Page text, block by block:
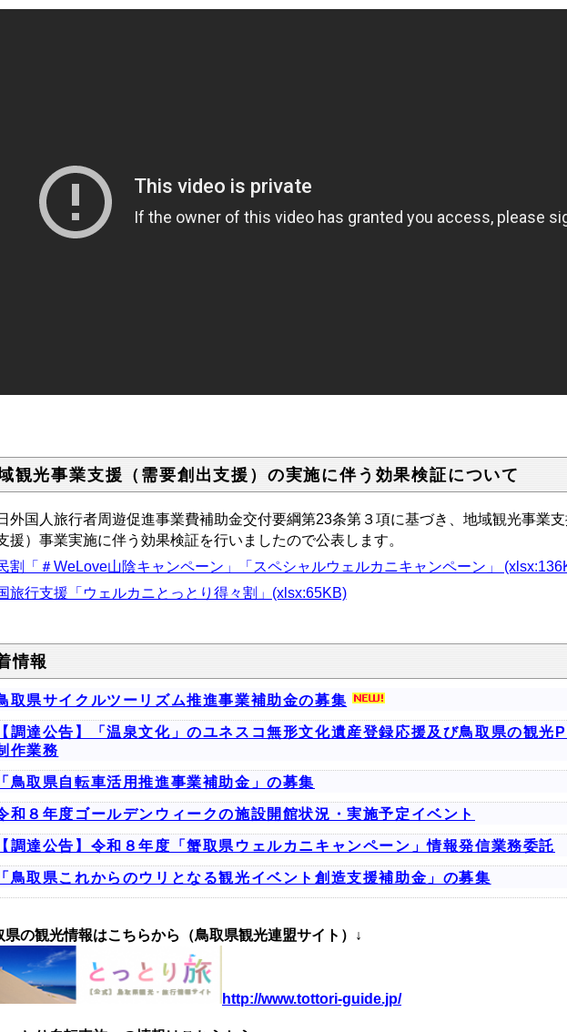
観光事業支援（需要創出支援）の実施に伴う効果検証について
外国人旅行者周遊促進事業費補助金交付要綱第23条第３項に基づき、地域観光事業支
援）事業実施に伴う効果検証を行いましたので公表します。
割「＃WeLove山陰キャンペーン」「スペシャルウェルカニキャンペーン」
旅行支援「ウェルカニとっとり得々割」(xlsx:65KB)
情報
取県サイクルツーリズム推進事業補助金の募集
調達公告】「温泉文化」のユネスコ無形文化遺産登録応援及び鳥取県の観光
作業務
鳥取県自転車活用推進事業補助金」の募集
和８年度ゴールデンウィークの施設開館状況・実施予定イベント
調達公告】令和８年度「蟹取県ウェルカニキャンペーン」情報発信業務委託
鳥取県これからのウリとなる観光イベント創造支援補助金」の募集
県の観光情報はこちらから（鳥取県観光連盟サイト）↓
http://www.tottori-guide.jp/